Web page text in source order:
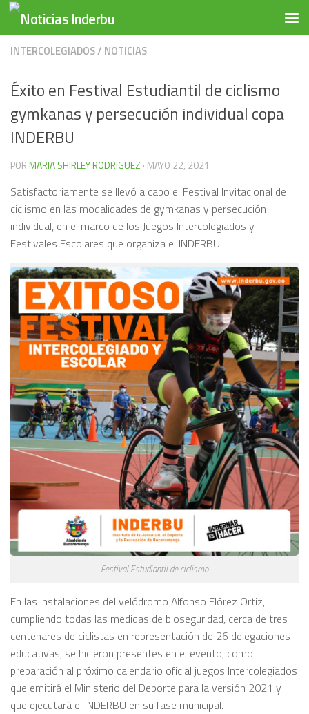
Saltar al contenido
INTERCOLEGIADOS/ NOTICIAS
Éxito en Festival Estudiantil de ciclismo
gymkanas y persecución individual copa
INDERBU
PORMARIA SHIRLEY RODRIGUEZ · MAYO 22, 2021
Satisfactoriamente se llevó a cabo el Festival Invitacional de
ciclismo en las modalidades de gymkanas y persecución
individual, en el marco de los Juegos Intercolegiados y
Festivales Escolares que organiza el INDERBU.
Festival Estudiantil de ciclismo
En las instalaciones del velódromo Alfonso Flórez Ortiz,
cumpliendo todas las medidas de bioseguridad, cerca de tres
centenares de ciclistas en representación de 26 delegaciones
educativas, se hicieron presentes en el evento, como
preparación al próximo calendario oficial juegos Intercolegiados
que emitirá el Ministerio del Deporte para la versión 2021 y
que ejecutará el INDERBU en su fase municipal.